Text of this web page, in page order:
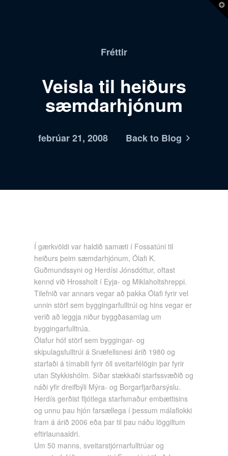
Fréttir
Veisla til heiðurs
sæmdarhjónum
febrúar 21, 2008 Back to Blog
Í gærkvöldi var haldið samæti í Fossatúni til
heiðurs þeim sæmdarhjónum, Ólafi K.
Guðmundssyni og Herdísi Jónsdóttur, oftast
kennd við Hrossholt í Eyja- og Miklaholtshreppi.
Tilefnið var annars vegar að þakka Ólafi fyrir vel
unnin störf sem byggingarfulltrúi og hins vegar er
verið að leggja niður byggðasamlag um
byggingarfulltrúa.
Ólafur hóf störf sem byggingar- og
skipulagsfulltrúi á Snæfellsnesi árið 1980 og
starfaði á tímabili fyrir öll sveitarfélögin þar fyrir
utan Stykkishólm. Síðar stækkaði starfssvæðið og
náði yfir dreifbýli Mýra- og Borgarfjarðarsýslu.
Herdís gerðist fljótlega starfsmaður embættisins
og unnu þau hjón farsællega í þessum málaflokki
fram á árið 2006 eða þar til þau náðu löggiltum
eftirlaunaaldri.
Um 50 manns, sveitarstjórnarfulltrúar og